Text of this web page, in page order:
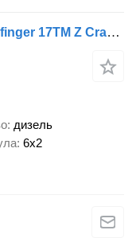
MAN TGS 26.360 6X2 NL-Truck Palfinger 17TM Z Crane Kran 21 tons VDL
дизель
6x2